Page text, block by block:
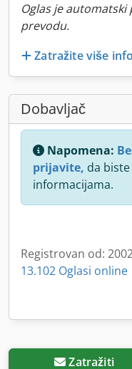
Oglas je automatski
prevodu.
Zatražite više
Dobavljač
Napomena:
prijavite, da
informacijama.
Registrovan od:
13.102 Oglasi online
Zatražiti